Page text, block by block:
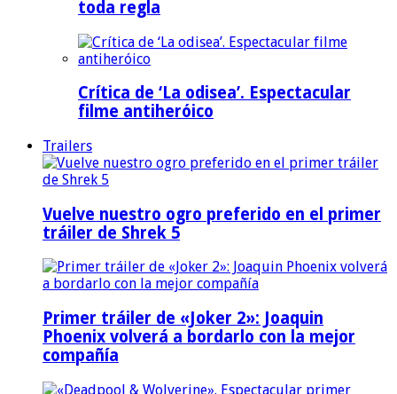
toda regla
Crítica de ‘La odisea’. Espectacular
filme antiheróico
Trailers
Vuelve nuestro ogro preferido en el primer
tráiler de Shrek 5
Primer tráiler de «Joker 2»: Joaquin
Phoenix volverá a bordarlo con la mejor
compañía